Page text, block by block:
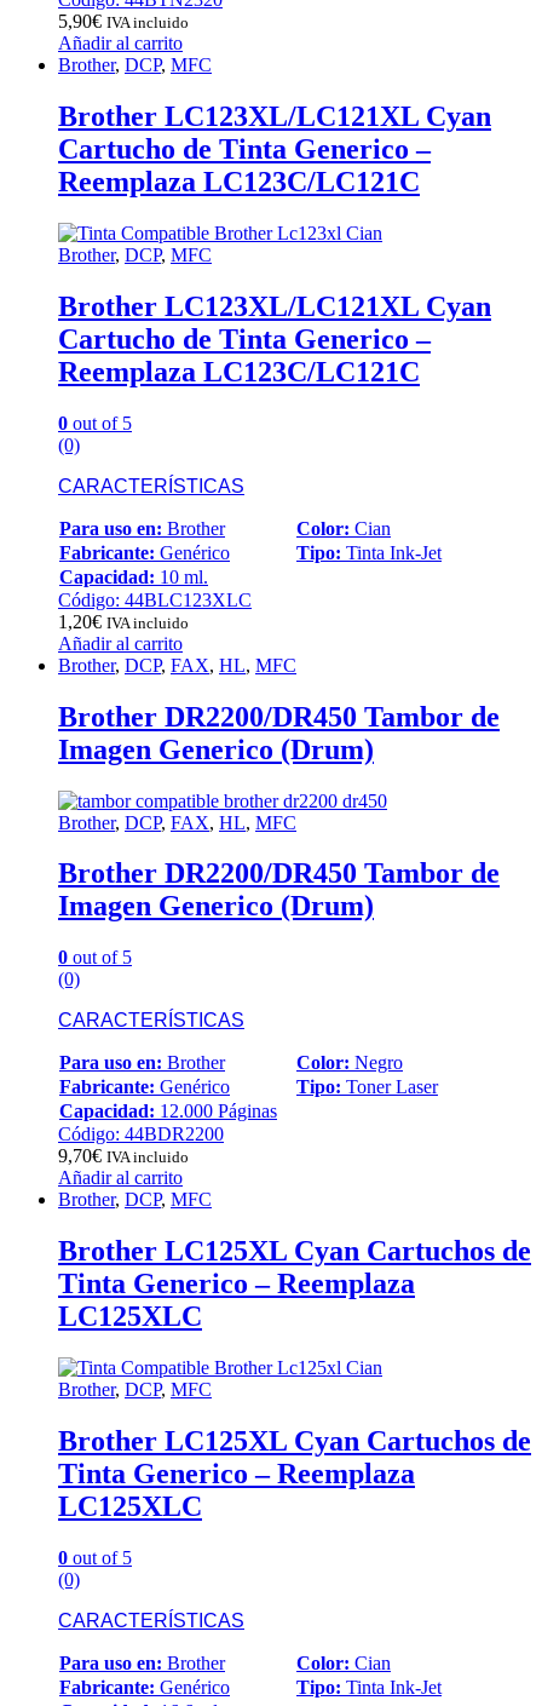
5,90€ IVA incluido
Añadir al carrito
Brother, DCP, MFC
Brother LC123XL/LC121XL Cyan
Cartucho de Tinta Generico –
Reemplaza LC123C/LC121C
Brother, DCP, MFC
Brother LC123XL/LC121XL Cyan
Cartucho de Tinta Generico –
Reemplaza LC123C/LC121C
0 out of 5
(0)
CARACTERÍSTICAS
Para uso en: Brother Color: Cian
Fabricante: Genérico Tipo: Tinta Ink-Jet
Capacidad: 10 ml.
Código: 44BLC123XLC
1,20€ IVA incluido
Añadir al carrito
Brother, DCP, FAX, HL, MFC
Brother DR2200/DR450 Tambor de
Imagen Generico (Drum)
Brother, DCP, FAX, HL, MFC
Brother DR2200/DR450 Tambor de
Imagen Generico (Drum)
0 out of 5
(0)
CARACTERÍSTICAS
Para uso en: Brother Color: Negro
Fabricante: Genérico Tipo: Toner Laser
Capacidad: 12.000 Páginas
Código: 44BDR2200
9,70€ IVA incluido
Añadir al carrito
Brother, DCP, MFC
Brother LC125XL Cyan Cartuchos de
Tinta Generico – Reemplaza
LC125XLC
Brother, DCP, MFC
Brother LC125XL Cyan Cartuchos de
Tinta Generico – Reemplaza
LC125XLC
0 out of 5
(0)
CARACTERÍSTICAS
Para uso en: Brother Color: Cian
Fabricante: Genérico Tipo: Tinta Ink-Jet